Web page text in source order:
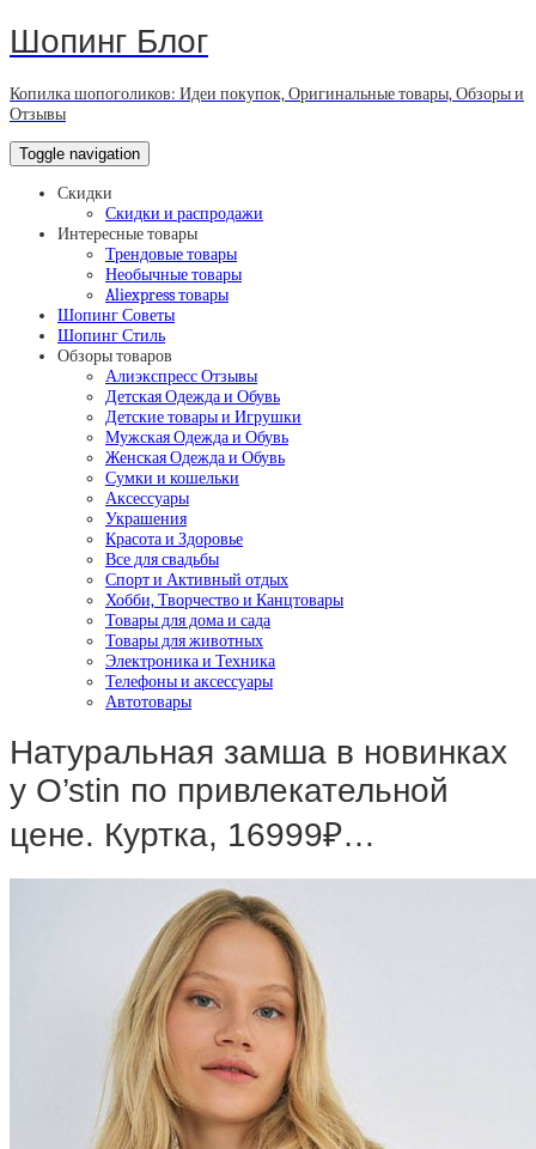
Шопинг Блог
Копилка шопоголиков: Идеи покупок, Оригинальные товары, Обзоры и
Отзывы
Toggle navigation
Скидки
Скидки и распродажи
Интересные товары
Трендовые товары
Необычные товары
Aliexpress товары
Шопинг Советы
Шопинг Стиль
Обзоры товаров
Алиэкспресс Отзывы
Детская Одежда и Обувь
Детские товары и Игрушки
Мужская Одежда и Обувь
Женская Одежда и Обувь
Сумки и кошельки
Аксессуары
Украшения
Красота и Здоровье
Все для свадьбы
Спорт и Активный отдых
Хобби, Творчество и Канцтовары
Товары для дома и сада
Товары для животных
Электроника и Техника
Телефоны и аксессуары
Автотовары
Натуральная замша в новинках
у O’stin по привлекательной
цене. Куртка, 16999₽…